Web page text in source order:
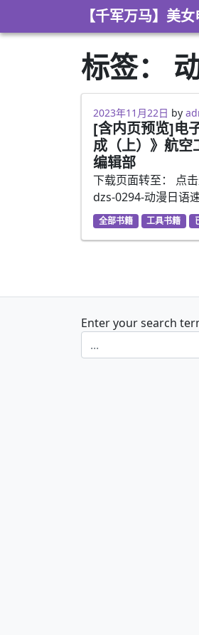
【千军万马】美
标签：
2023年5月2日
2023年11月22日 by
[含内页预览]电
成（上）》航空
编辑部
下载页面转至： 点
dzs-0294-动漫日语
全部书籍 工具书籍
Enter your search